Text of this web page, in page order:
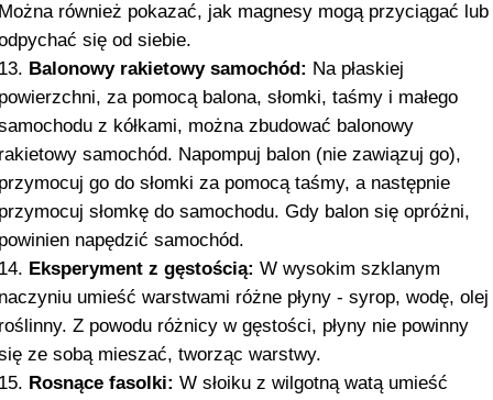
również pokazać, jak magnesy mogą przyciągać lub
się od siebie.
Balonowy rakietowy samochód: Na płaskiej
za pomocą balona, słomki, taśmy i małego
z kółkami, można zbudować balonowy
samochód. Napompuj balon (nie zawiązuj go),
go do słomki za pomocą taśmy, a następnie
słomkę do samochodu. Gdy balon się opróżni,
napędzić samochód.
Eksperyment z gęstością: W wysokim szklanym
umieść warstwami różne płyny - syrop, wodę, olej
Z powodu różnicy w gęstości, płyny nie powinny
ze sobą mieszać, tworząc warstwy.
Rosnące fasolki: W słoiku z wilgotną watą umieść